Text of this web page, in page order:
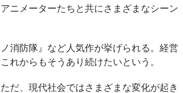
ニメーターたちと共にさまざまなシーン
消防隊』など人気作が挙げられる。経営
れからもそうあり続けたいという。
だ、現代社会ではさまざまな変化が起き